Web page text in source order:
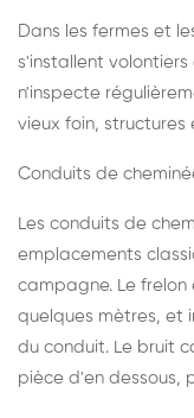
Dans les fermes et
s'installent
n'inspecte
vieux foin, structures
Conduits de
Les conduits de
emplacements
campagne. Le
quelques mètres, et
du conduit. Le bruit
pièce d'en dessous,